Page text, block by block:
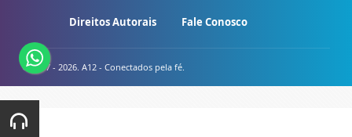
Direitos Autorais Fale Conosco
© 2007 - 2026. A12 - Conectados pela fé.